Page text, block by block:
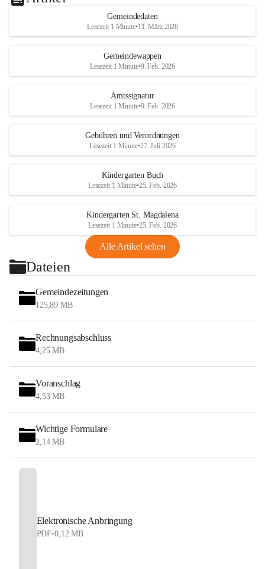
Gemeindedaten
Lesezeit 1 Minute•11. März 2026
Gemeindewappen
Lesezeit 1 Minute•9. Feb. 2026
Amtssignatur
Lesezeit 1 Minute•9. Feb. 2026
Gebühren und Verordnungen
Lesezeit 1 Minute•27. Juli 2026
Kindergarten Buch
Lesezeit 1 Minute•25. Feb. 2026
Kindergarten St. Magdalena
Lesezeit 1 Minute•25. Feb. 2026
Alle Artikel sehen
Dateien
Gemeindezeitungen
125,89 MB
Rechnungsabschluss
4,25 MB
Voranschlag
4,53 MB
Wichtige Formulare
2,14 MB
Elektronische Anbringung
PDF•0,12 MB